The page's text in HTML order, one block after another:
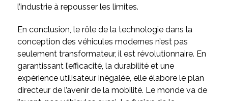
l’industrie à repousser les limites.
En conclusion, le rôle de la technologie dans la
conception des véhicules modernes n’est pas
seulement transformateur, il est révolutionnaire. En
garantissant l’efficacité, la durabilité et une
expérience utilisateur inégalée, elle élabore le plan
directeur de l’avenir de la mobilité. Le monde va de